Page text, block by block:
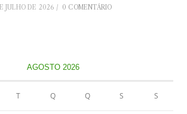
JULHO DE 2026 / 0 COMENTÁRIO
AGOSTO 2026
T Q Q S S